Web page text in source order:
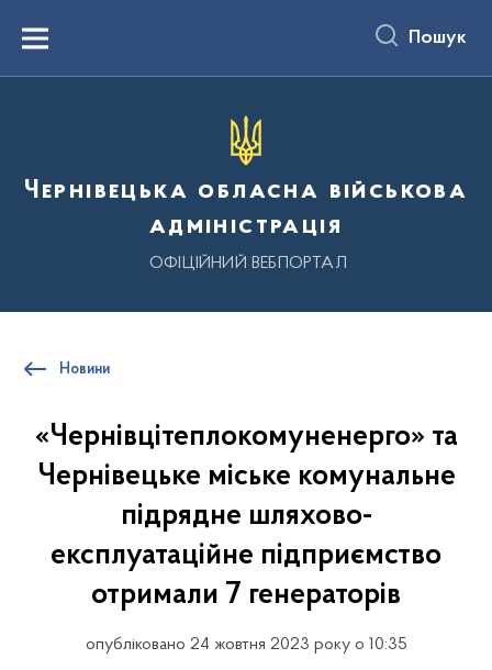
вмістуMenu Пошук
Чернівецька обласна військова
адміністрація
ОФІЦІЙНИЙ ВЕБПОРТАЛ
Новини
«Чернівцітеплокомуненерго» та
Чернівецьке міське комунальне
підрядне шляхово-
експлуатаційне підприємство
отримали 7 генераторів
опубліковано 24 жовтня 2023 року о 10:35